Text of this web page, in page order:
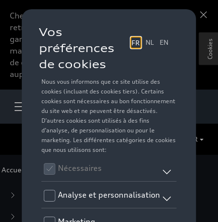
Chers accessoires-lovers,
retrouvez dorénavant toute la
gamme d’accessoires de votre
marque préférée sous forme
de catalogue à commander
auprès de votre distributeur.
FR
Accueil Pour vous > ADUI collection
Business Collection (59)
Casual Collection
Cookies